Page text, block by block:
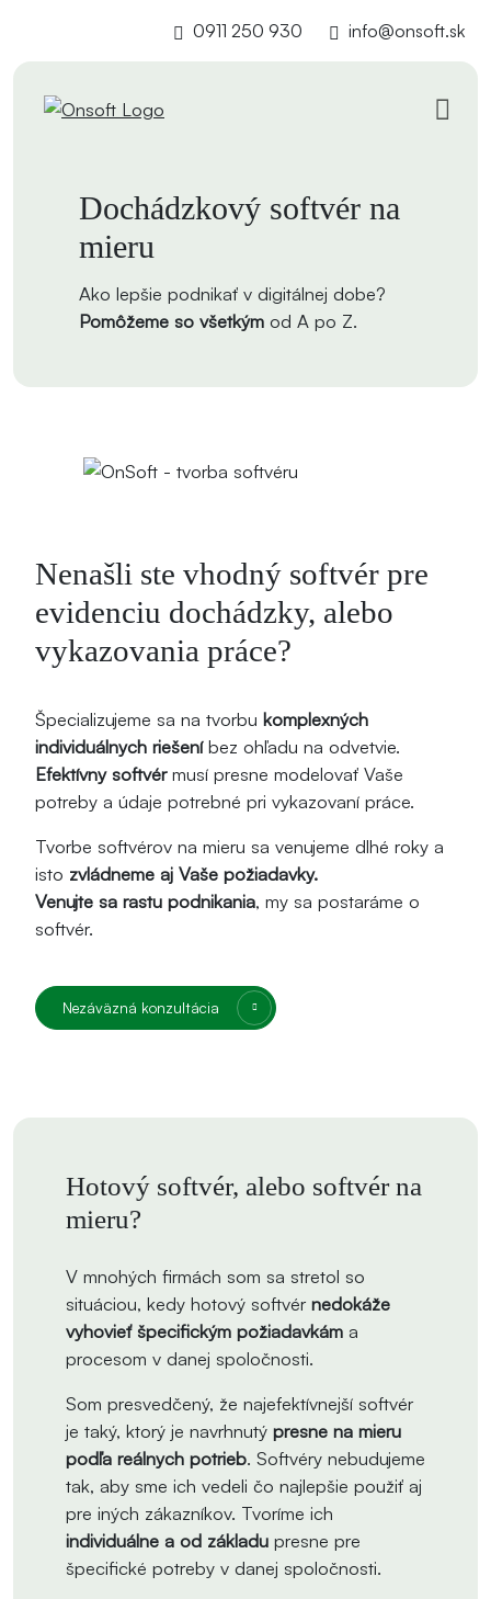
0911 250 930 info@onsoft.sk
Dochádzkový softvér na
mieru
Ako lepšie podnikať v digitálnej dobe?
Pomôžeme so všetkým od A po Z.
Nenašli ste vhodný softvér pre
evidenciu dochádzky, alebo
vykazovania práce?
Špecializujeme sa na tvorbu komplexných
individuálnych riešeníbez ohľadu na odvetvie.
Efektívny softvérmusí presne modelovať Vaše
potreby a údaje potrebné pri vykazovaní práce.
Tvorbe softvérov na mieru sa venujeme dlhé roky a
isto zvládneme aj Vaše požiadavky.
Venujte sa rastu podnikania, my sa postaráme o
softvér.
Nezáväzná konzultácia
Hotový softvér, alebo softvér na
mieru?
V mnohých firmách som sa stretol so
situáciou, kedy hotový softvér nedokáže
vyhovieť špecifickým požiadavkám a
procesom v danej spoločnosti.
Som presvedčený, že najefektívnejší softvér
je taký, ktorý je navrhnutý presne na mieru
podľa reálnych potrieb. Softvéry nebudujeme
tak, aby sme ich vedeli čo najlepšie použiť aj
pre iných zákazníkov. Tvoríme ich
individuálne a od základu presne pre
špecifické potreby v danej spoločnosti.